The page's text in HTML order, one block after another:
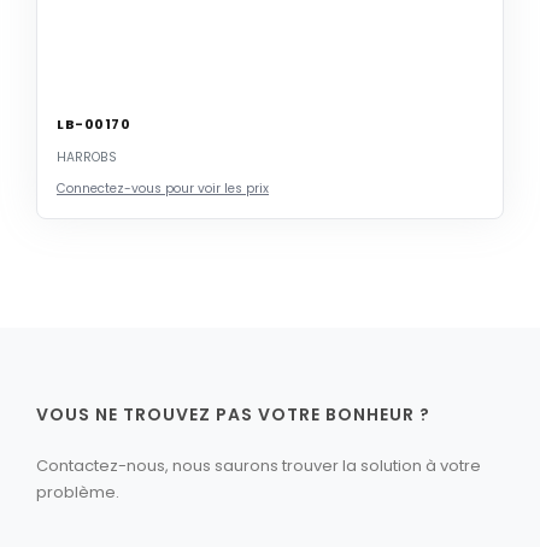
LB-00170
HARROBS
Connectez-vous pour voir les prix
VOUS NE TROUVEZ PAS VOTRE BONHEUR ?
Contactez-nous, nous saurons trouver la solution à votre
problème.